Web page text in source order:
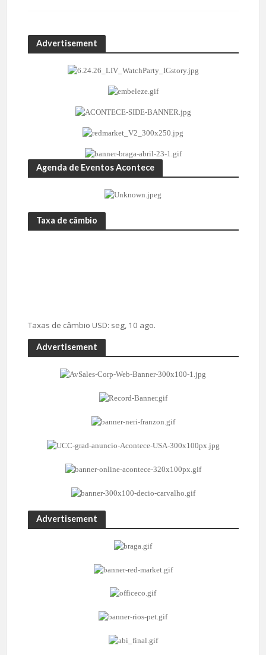
Advertisement
Agenda de Eventos Acontece
Taxa de câmbio
Taxas de câmbio USD: seg, 10 ago.
Advertisement
Advertisement